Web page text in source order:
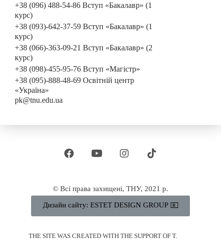
+38 (096) 488-54-86 Вступ «Бакалавр» (1
курс)
+38 (093)-642-37-59 Вступ «Бакалавр» (1
курс)
+38 (066)-363-09-21 Вступ «Бакалавр» (2
курс)
+38 (098)-455-95-76 Вступ «Магістр»
+38 (095)-888-48-69 Освітній центр
«Україна»
pk@tnu.edu.ua
© Всі права захищені, ТНУ, 2021 р.
Дизайн сайту: ESTET DESIGN GROUP
THE SITE WAS CREATED WITH THE SUPPORT OF T.